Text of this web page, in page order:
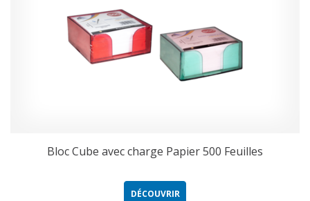
Bloc Cube avec charge Papier 500 Feuilles
DÉCOUVRIR